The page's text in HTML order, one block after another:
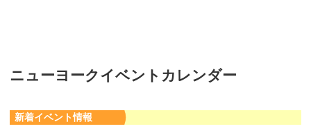
ニューヨークイベントカレンダー
新着イベント情報